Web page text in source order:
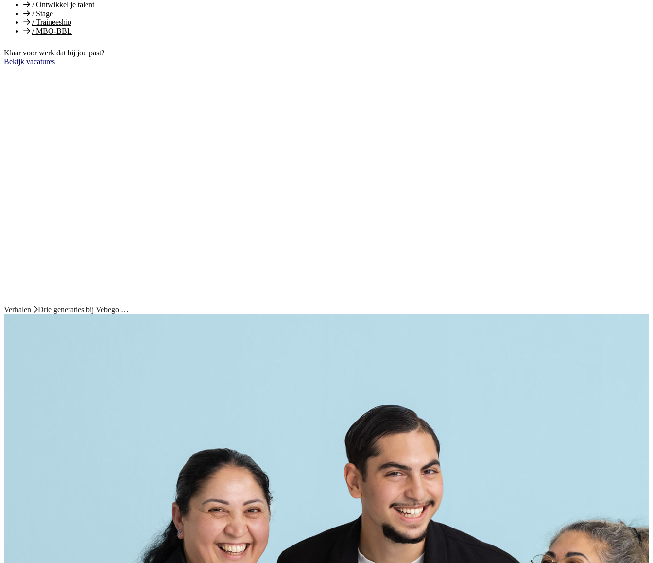
/Ontwikkel je talent
/Stage
/Traineeship
/MBO-BBL
Klaar voor werk dat bij jou past?
Bekijk vacatures
Verhalen Drie generaties bij Vebego:…